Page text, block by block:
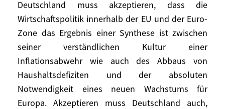
Deutschland muss akzeptieren, dass die
Wirtschaftspolitik innerhalb der EU und der Euro-
Zone das Ergebnis einer Synthese ist zwischen
seiner verständlichen Kultur einer
Inflationsabwehr wie auch des Abbaus von
Haushaltsdefiziten und der absoluten
Notwendigkeit eines neuen Wachstums für
Europa. Akzeptieren muss Deutschland auch,
verlangt viel von seinen Partnern. Seit der
Zeit von Bundeskanzler Schröder fordert
Deutschland, dass bei der Festlegung der
Stimmrechte im Europäischen Rat die
Bevölkerungsgröße stärker berücksichtigt
wird. Bundeskanzler Kohl hatte noch
gesagt, dass man dies niemals verlangen
werde. Aber genau das erreichte man im